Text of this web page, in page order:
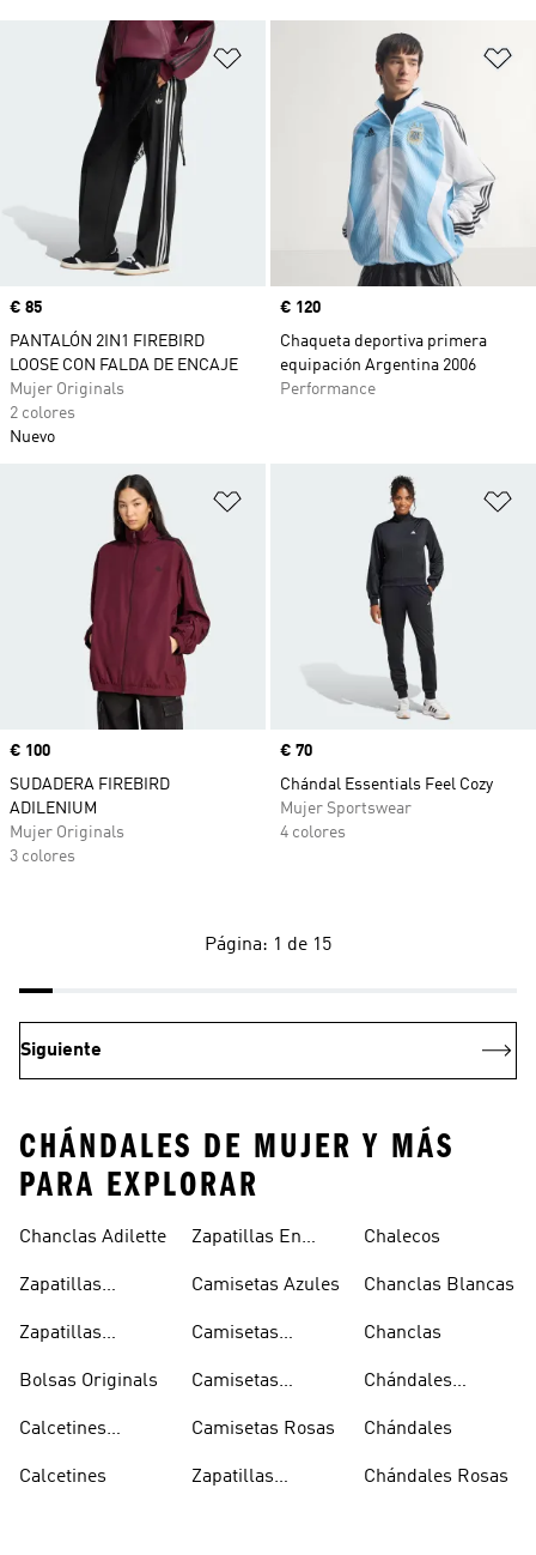
Añadir a la lista de deseos
Precio
€ 85
PANTALÓN 2IN1 FIREBIRD
LOOSE CON FALDA DE ENCAJE
Mujer Originals
2 colores
Nuevo
Precio
€ 120
Chaqueta deportiva primera
equipación Argentina 2006
Performance
Añadir a la lista de deseos
Precio
€ 100
SUDADERA FIREBIRD
ADILENIUM
Mujer Originals
3 colores
Precio
€ 70
Chándal Essentials Feel Cozy
Mujer Sportswear
4 colores
Página: 1 de 15
Siguiente
CHÁNDALES DE MUJER Y MÁS
PARA EXPLORAR
Chanclas Adilette
Zapatillas
Zapatillas
Blancas
Bolsas Originals
Calcetines
Blancos
Calcetines
Zapatillas En
Camisetas Azules
Camisetas
Camisetas
Camisetas Rosas
Zapatillas
Chalecos
Chanclas Blancas
Chanclas
Chándales
Chándales
Chándales Rosas